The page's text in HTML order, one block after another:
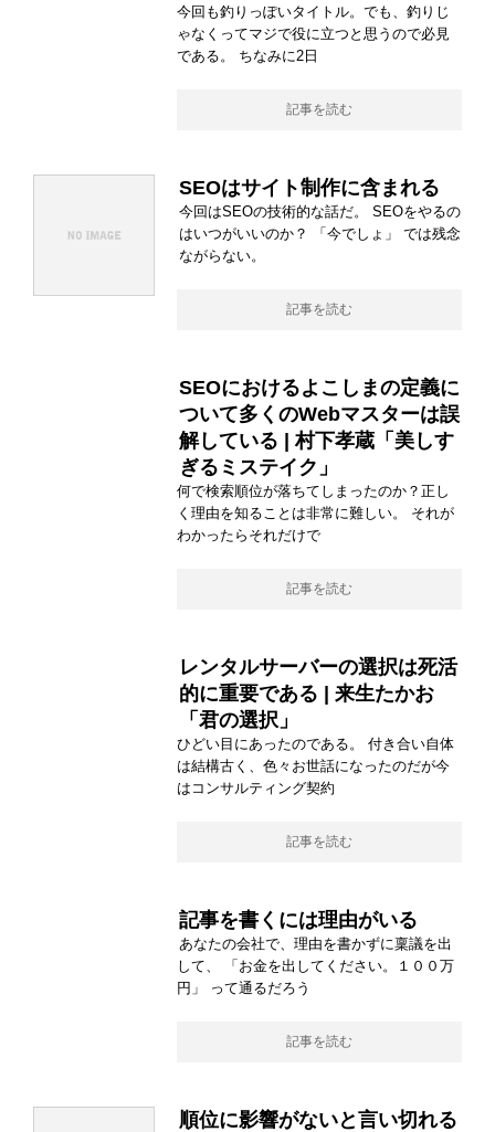
今回も釣りっぽいタイトル。でも、釣りじ
ゃなくってマジで役に立つと思うので必見
である。 ちなみに2日
記事を読む
SEOはサイト制作に含まれる
今回はSEOの技術的な話だ。 SEOをやるの
はいつがいいのか？ 「今でしょ」 では残念
ながらない。
記事を読む
SEOにおけるよこしまの定義に
ついて多くのWebマスターは誤
解している | 村下孝蔵「美しす
ぎるミステイク」
何で検索順位が落ちてしまったのか？正し
く理由を知ることは非常に難しい。 それが
わかったらそれだけで
記事を読む
レンタルサーバーの選択は死活
的に重要である | 来生たかお
「君の選択」
ひどい目にあったのである。 付き合い自体
は結構古く、色々お世話になったのだが今
はコンサルティング契約
記事を読む
記事を書くには理由がいる
あなたの会社で、理由を書かずに稟議を出
して、 「お金を出してください。１００万
円」 って通るだろう
記事を読む
順位に影響がないと言い切れる